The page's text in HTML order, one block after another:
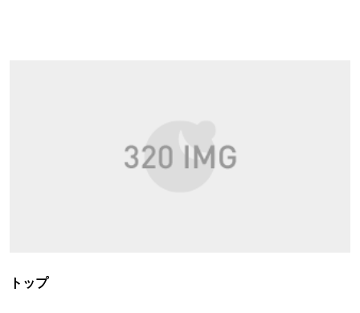
トップ